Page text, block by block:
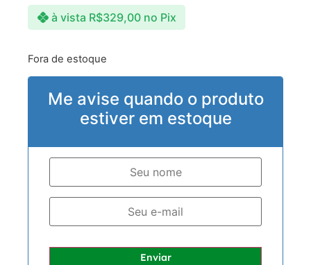
à vista R$329,00 no Pix
Fora de estoque
Me avise quando o produto
estiver em estoque
Enviar